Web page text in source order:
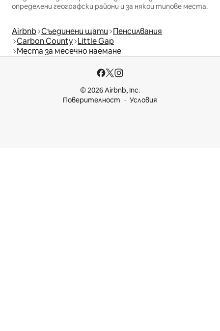
определени географски райони и за някои типове места.
Airbnb Съединени щати Пенсилвания
Carbon County Little Gap
Места за месечно наемане
© 2026 Airbnb, Inc.
Поверителност
Условия